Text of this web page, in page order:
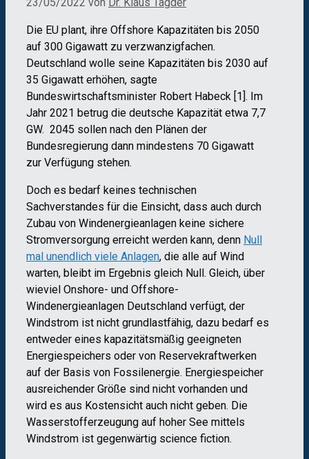
Die EU plant, ihre Offshore Kapazitäten bis 2050
auf 300 Gigawatt zu verzwanzigfachen.
Deutschland wolle seine Kapazitäten bis 2030 auf
35 Gigawatt erhöhen, sagte
Bundeswirtschaftsminister Robert Habeck [1]. Im
Jahr 2021 betrug die deutsche Kapazität etwa 7,7
GW. 2045 sollen nach den Plänen der
Bundesregierung dann mindestens 70 Gigawatt
zur Verfügung stehen.
Doch es bedarf keines technischen
Sachverstandes für die Einsicht, dass auch durch
Zubau von Windenergieanlagen keine sichere
Stromversorgung erreicht werden kann, denn Null
mal unendlich viele Anlagen, die alle auf Wind
warten, bleibt im Ergebnis gleich Null. Gleich, über
wieviel Onshore- und Offshore-
Windenergieanlagen Deutschland verfügt, der
Windstrom ist nicht grundlastfähig, dazu bedarf es
entweder eines kapazitätsmäßig geeigneten
Energiespeichers oder von Reservekraftwerken
auf der Basis von Fossilenergie. Energiespeicher
ausreichender Größe sind nicht vorhanden und
wird es aus Kostensicht auch nicht geben. Die
Wasserstofferzeugung auf hoher See mittels
Windstrom ist gegenwärtig science fiction.